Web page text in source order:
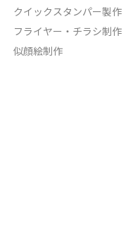
クイックスタンパー製作
フライヤー・チラシ制作
似顔絵制作